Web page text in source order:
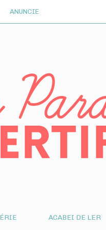
ANUNCIE
ACABEI DE LER